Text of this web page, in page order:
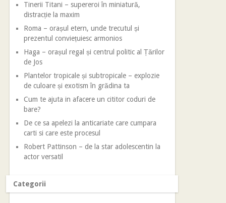
Tinerii Titani – supereroi în miniatură,
distracție la maxim
Roma – orașul etern, unde trecutul și
prezentul conviețuiesc armonios
Haga – orașul regal și centrul politic al Țărilor
de Jos
Plantelor tropicale și subtropicale – explozie
de culoare și exotism în grădina ta
Cum te ajuta in afacere un cititor coduri de
bare?
De ce sa apelezi la anticariate care cumpara
carti si care este procesul
Robert Pattinson – de la star adolescentin la
actor versatil
Categorii